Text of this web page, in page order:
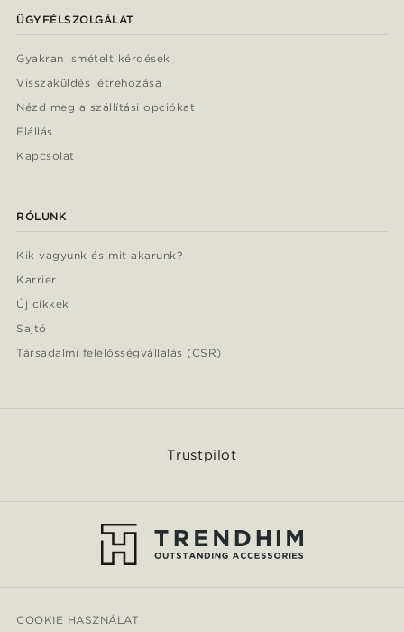
ÜGYFÉLSZOLGÁLAT
Gyakran ismételt kérdések
Visszaküldés létrehozása
Nézd meg a szállítási opciókat
Elállás
Kapcsolat
RÓLUNK
Kik vagyunk és mit akarunk?
Karrier
Új cikkek
Sajtó
Társadalmi felelősségvállalás (CSR)
Trustpilot
COOKIE HASZNÁLAT